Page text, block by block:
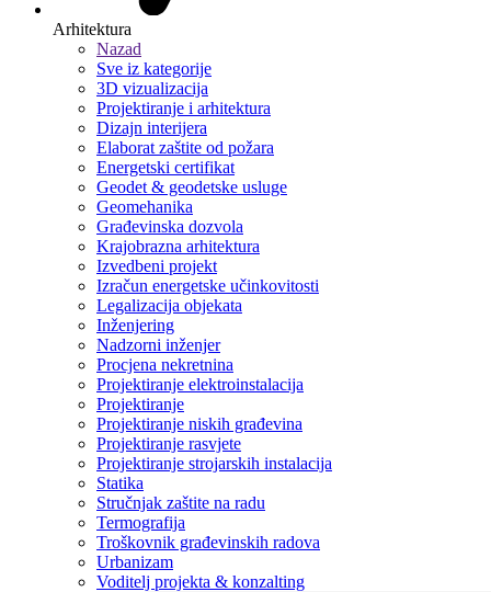
Arhitektura
Nazad
Sve iz kategorije
3D vizualizacija
Projektiranje i arhitektura
Dizajn interijera
Elaborat zaštite od požara
Energetski certifikat
Geodet & geodetske usluge
Geomehanika
Građevinska dozvola
Krajobrazna arhitektura
Izvedbeni projekt
Izračun energetske učinkovitosti
Legalizacija objekata
Inženjering
Nadzorni inženjer
Procjena nekretnina
Projektiranje elektroinstalacija
Projektiranje
Projektiranje niskih građevina
Projektiranje rasvjete
Projektiranje strojarskih instalacija
Statika
Stručnjak zaštite na radu
Termografija
Troškovnik građevinskih radova
Urbanizam
Voditelj projekta & konzalting